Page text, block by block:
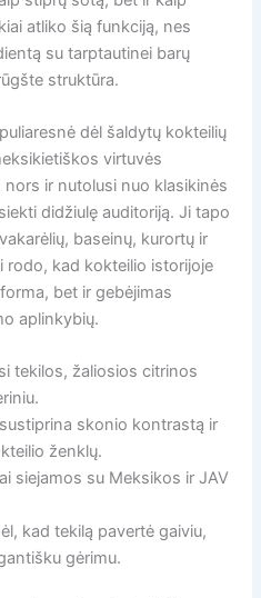
atliko šią funkciją, nes
su tarptautinei barų
struktūra.
dėl šaldytų kokteilių
virtuvės
ir nutolusi nuo klasikinės
didžiulę auditoriją. Ji tapo
baseinų, kurortų ir
rodo, kad kokteilio istorijoje
bet ir gebėjimas
aplinkybių.
tekilos, žaliosios citrinos
skonio kontrastą ir
ženklų.
siejamos su Meksikos ir JAV
kad tekilą pavertė gaiviu,
gėrimu.